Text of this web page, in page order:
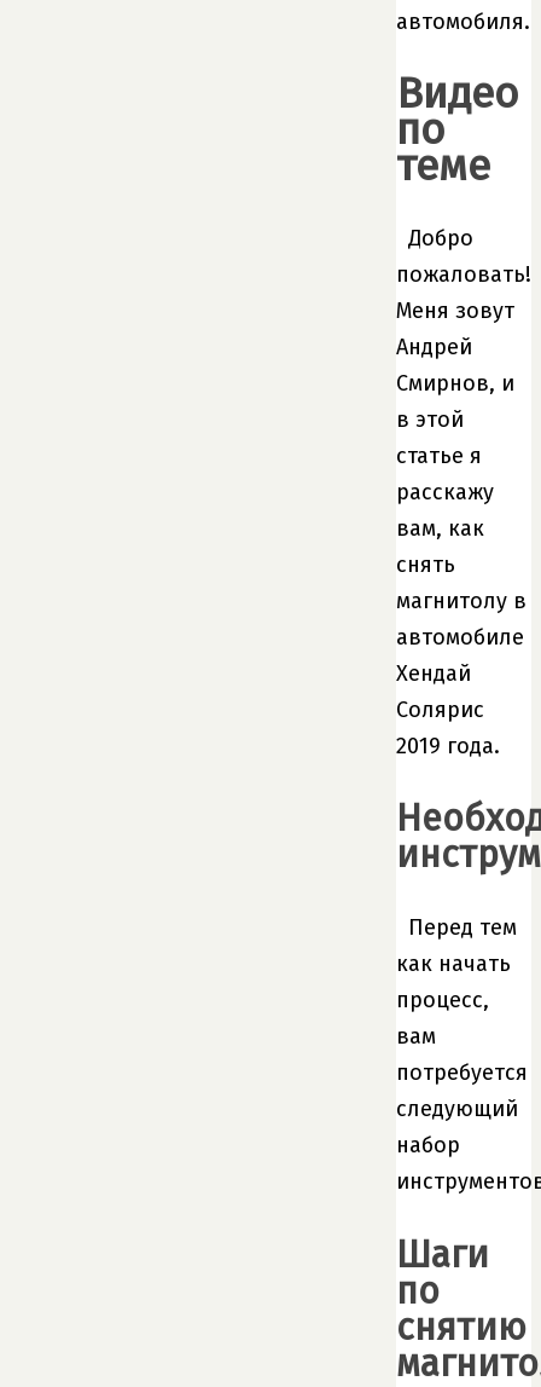
автомобиля.
Видео
по
теме
Добро
пожаловать!
Меня зовут
Андрей
Смирнов, и
в этой
статье я
расскажу
вам, как
снять
магнитолу в
автомобиле
Хендай
Солярис
2019 года.
Перед тем
как начать
процесс,
вам
потребуется
следующий
набор
Шаги
по
снятию